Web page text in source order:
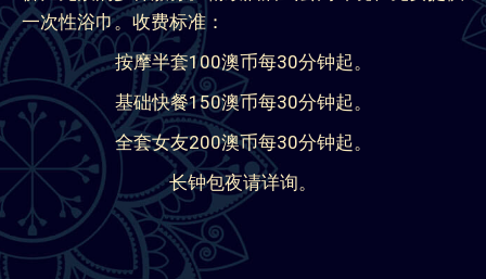
一次性浴巾。收费标准：
按摩半套100澳币每30分钟起。
基础快餐150澳币每30分钟起。
全套女友200澳币每30分钟起。
长钟包夜请详询。